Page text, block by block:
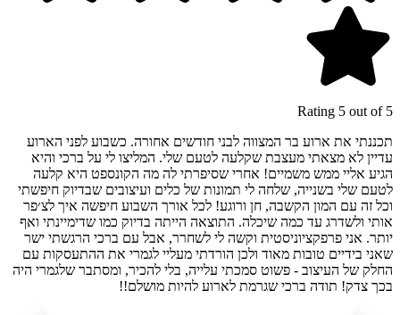
Rating 5 out of 5
תכננתי את ארוע בר המצווה לבני חודשים אחורה. כשבוע לפני הארוע
עדיין לא מצאתי מעצבת שקלעה לטעם שלי. המליצו לי על ברכי והיא
הגיע אליי ממש משמיים! אחרי שסיפרתי לה מה הקונספט היא קלעה
לטעם שלי בשנייה, שלחה לי תמונות של כלים ועיצובים שבדיוק חיפשתי
וכל זה עם המון הקשבה, חן ורוגע! לכל אורך השבוע חיפשה איך לצ׳פר
אותי ולשדרג עד כמה שיכלה. התוצאה הייתה בדיוק כמו שדימיינתי ואף
יותר. אני פרפקציוניסטית וקשה לי לשחרר, אבל עם ברכי הרגשתי ישר
שאני בידיים טובות מאוד ולכן הורדתי מעליי לגמרי את ההתעסקות עם
החלק של העיצוב - פשוט סמכתי עלייה, בלי להכיר, ומסתבר שלגמרי היה
בכך צדק! תודה ברכי שגרמת לארוע להיות מושלם!!